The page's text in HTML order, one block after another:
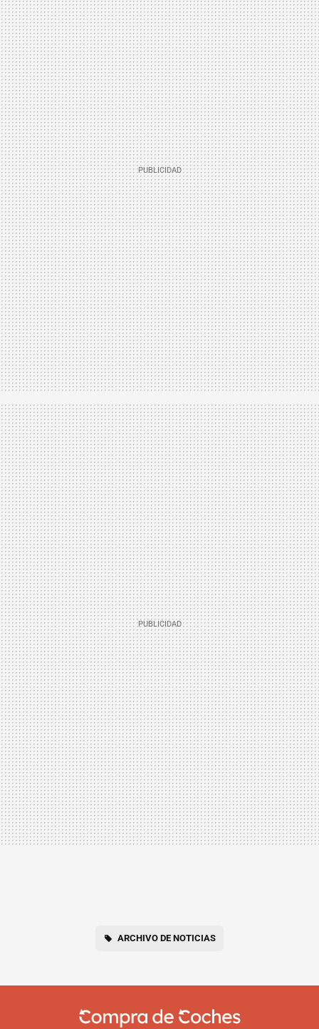
ARCHIVO DE NOTICIAS